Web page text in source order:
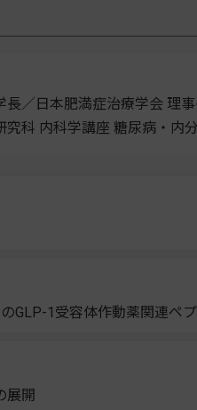
長／日本肥満症治療学会 理
究科 内科学講座 糖尿病・内
GLP-1受容体作動薬関連ペ
展開